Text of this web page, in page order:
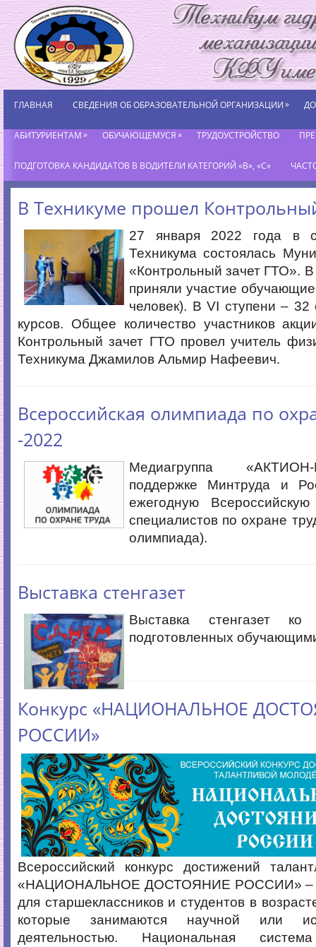
ГЛАВНАЯ СВЕДЕНИЯ ОБ ОБРАЗОВАТЕЛЬНОЙ ОРГАНИЗАЦИИ»
АБИТУРИЕНТАМ» ОБУЧАЮЩЕМУСЯ» ТРУДОУСТРОЙСТВО
ПОДГОТОВКА КАНДИДАТОВ В ВОДИТЕЛИ КАТЕГОРИЙ «В», «С»
В Техникуме прошел
27 января 2022 года в
Техникума состоялась
«Контрольный зачет ГТО». В
приняли участие
человек). В VI ступени –
курсов. Общее количество участников
Контрольный зачет ГТО провел учитель
Техникума Джамилов Альмир Нафеевич.
Всероссийская олимпиада по
-2022
Медиагруппа
поддержке Минтруда и
ежегодную
специалистов по охране
олимпиада).
Выставка стенгазет
Выставка стенгазет
подготовленных
Конкурс «НАЦИОНАЛЬНОЕ
РОССИИ»
Всероссийский конкурс достижений
«НАЦИОНАЛЬНОЕ ДОСТОЯНИЕ РОССИИ» –
для старшеклассников и студентов в
которые занимаются научной или
деятельностью. Национальная